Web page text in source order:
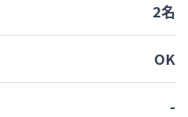
2名
OK
-